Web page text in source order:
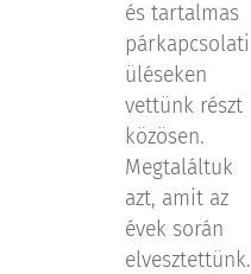
és tartalmas
párkapcsolati
üléseken
vettünk részt
közösen.
Megtaláltuk
azt, amit az
évek során
elvesztettünk.